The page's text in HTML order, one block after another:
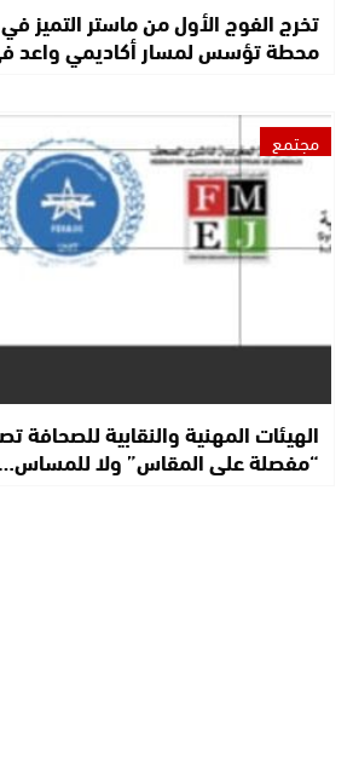
تخرج الفوج الأول من ماستر التميز
محطة تؤسس لمسار أكاديمي واعد
مجتمع
الهيئات المهنية والنقابية للصحافة
“مفصلة على المقاس” ولا للمساس…